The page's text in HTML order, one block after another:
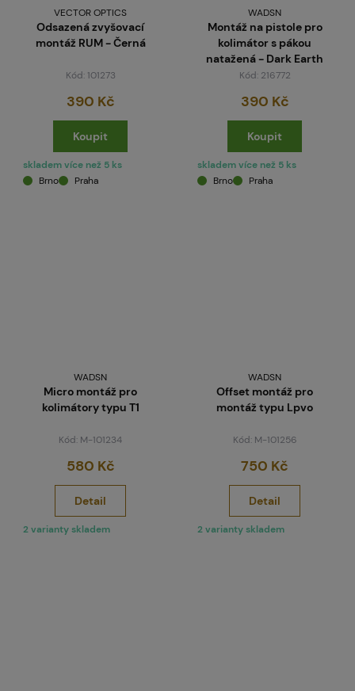
VECTOR OPTICS
Odsazená zvyšovací
montáž RUM - Černá
Kód: 101273
390 Kč
Koupit
skladem více než 5 ks
Brno
Praha
WADSN
Montáž na pistole pro
kolimátor s pákou
natažená - Dark Earth
Kód: 216772
390 Kč
Koupit
skladem více než 5 ks
Brno
Praha
WADSN
Micro montáž pro
kolimátory typu T1
Kód: M-101234
580 Kč
Detail
2 varianty skladem
WADSN
Offset montáž pro
montáž typu Lpvo
Kód: M-101256
750 Kč
Detail
2 varianty skladem